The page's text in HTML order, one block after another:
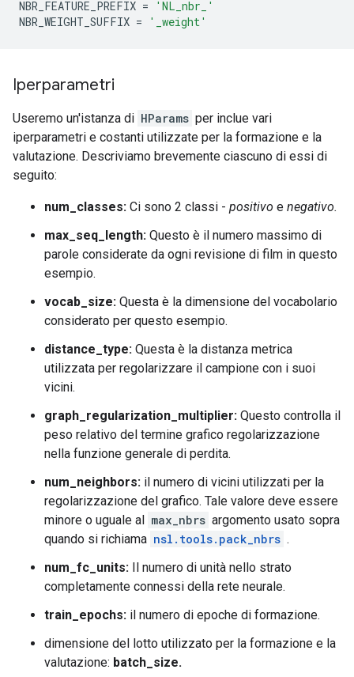
NBR_FEATURE_PREFIX =
'NL_nbr_'
NBR_WEIGHT_SUFFIX = '_weight'
Iperparametri
Useremo un'istanza di HParams per inclue vari
iperparametri e costanti utilizzate per la formazione e la
valutazione. Descriviamo brevemente ciascuno di essi di
seguito:
num_classes: Ci sono 2 classi - positivo e negativo.
max_seq_length: Questo è il numero massimo di
parole considerate da ogni revisione di film in questo
esempio.
vocab_size: Questa è la dimensione del vocabolario
considerato per questo esempio.
distance_type: Questa è la distanza metrica
utilizzata per regolarizzare il campione con i suoi
vicini.
graph_regularization_multiplier: Questo controlla il
peso relativo del termine grafico regolarizzazione
nella funzione generale di perdita.
num_neighbors: il numero di vicini utilizzati per la
regolarizzazione del grafico. Tale valore deve essere
minore o uguale al max_nbrs argomento usato sopra
quando si richiama nsl.tools.pack_nbrs .
num_fc_units: Il numero di unità nello strato
completamente connessi della rete neurale.
train_epochs: il numero di epoche di formazione.
dimensione del lotto utilizzato per la formazione e la
valutazione: batch_size.